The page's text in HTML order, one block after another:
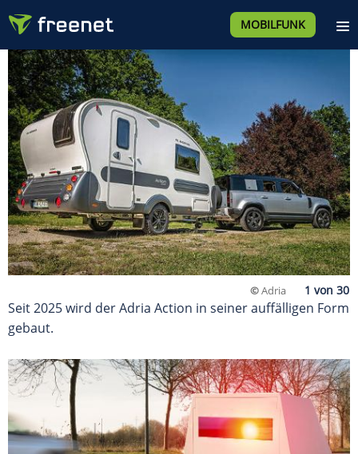
MOBILFUNK
©Adria
Seit 2025 wird der Adria Action in seiner auffälligen Form
gebaut.